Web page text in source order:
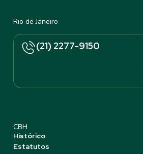
Rio de Janeiro
(21) 2277-9150
CBH
Histórico
Estatutos